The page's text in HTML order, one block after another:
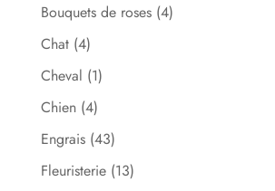
Bouquets de roses (4)
Chat (4)
Cheval (1)
Chien (4)
Engrais (43)
Fleuristerie (13)